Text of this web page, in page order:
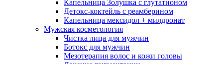
Капельница Золушка с глутатионом
Детокс-коктейль с реамберином
Капельница мексидол + милдронат
Мужская косметология
Чистка лица для мужчин
Ботокс для мужчин
Мезотерапия волос и кожи головы